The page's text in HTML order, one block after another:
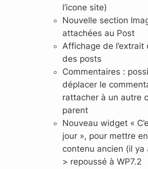
l’icone site)
Nouvelle section
attachées au Post
Affichage de l’extrait
des posts
Commentaires :
déplacer le
rattacher à un autre
parent
Nouveau widget «
jour », pour mettre
contenu ancien (il ya
> repoussé à WP7.2